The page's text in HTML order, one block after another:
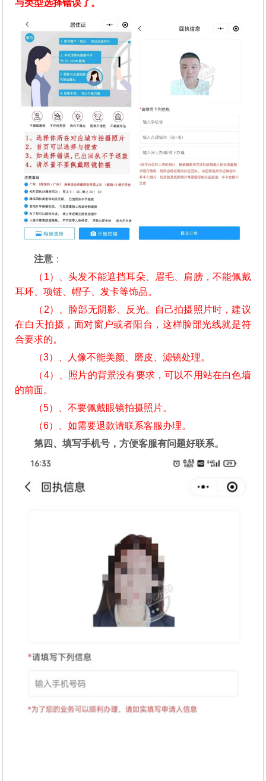
与类型选择错误了。
注意 ：
（1）、头发不能遮挡耳朵、眉毛、肩膀，不能佩戴
耳环、项链、帽子、发卡等饰品。
（2）、脸部无阴影、反光。自己拍摄照片时，建议
在白天拍摄，面对窗户或者阳台，这样脸部光线就是符
合要求的。
（3）、人像不能美颜、磨皮、滤镜处理。
（4）、照片的背景没有要求，可以不用站在白色墙
的前面。
（5）、不要佩戴眼镜拍摄照片。
（6）、如需要退款请联系客服办理。
第四、填写手机号，方便客服有问题好联系。